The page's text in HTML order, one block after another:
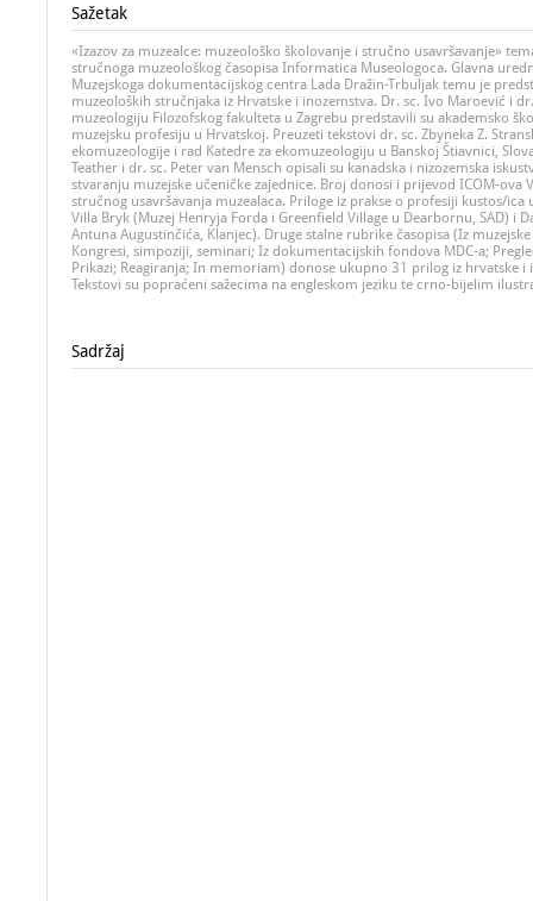
Sažetak
«Izazov za muzealce: muzeološko školovanje i stručno usavršavanje»
stručnoga muzeološkog časopisa Informatica Museologoca. Glavna
Muzejskoga dokumentacijskog centra Lada Dražin-Trbuljak temu je
muzeoloških stručnjaka iz Hrvatske i inozemstva. Dr. sc. Ivo Maroević i
muzeologiju Filozofskog fakulteta u Zagrebu predstavili su akademsko
muzejsku profesiju u Hrvatskoj. Preuzeti tekstovi dr. sc. Zbyneka Z.
ekomuzeologije i rad Katedre za ekomuzeologiju u Banskoj Štiavnici,
Teather i dr. sc. Peter van Mensch opisali su kanadska i nizozemska
stvaranju muzejske učeničke zajednice. Broj donosi i prijevod ICOM-ova
stručnog usavršavanja muzealaca. Priloge iz prakse o profesiji kustos/ica
Villa Bryk (Muzej Henryja Forda i Greenfield Village u Dearbornu, SAD) i
Antuna Augustinčića, Klanjec). Druge stalne rubrike časopisa (Iz
Kongresi, simpoziji, seminari; Iz dokumentacijskih fondova MDC-a;
Prikazi; Reagiranja; In memoriam) donose ukupno 31 prilog iz hrvatske i
Tekstovi su popraćeni sažecima na engleskom jeziku te crno-bijelim
Sadržaj